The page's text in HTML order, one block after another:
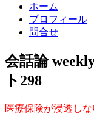
ホーム
プロフィール
問合せ
会話論
ト298
医療保険が浸透しな